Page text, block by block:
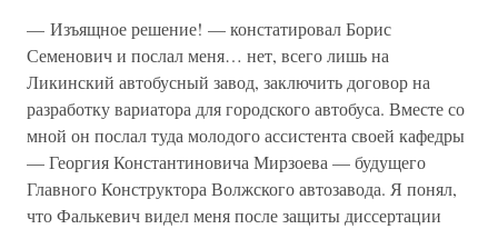
— Изъящное решение! — констатировал Борис
Семенович и послал меня… нет, всего лишь на
Ликинский автобусный завод, заключить договор на
разработку вариатора для городского автобуса. Вместе со
мной он послал туда молодого ассистента своей кафедры
— Георгия Константиновича Мирзоева — будущего
Главного Конструктора Волжского автозавода. Я понял,
что Фалькевич видел меня после защиты диссертации